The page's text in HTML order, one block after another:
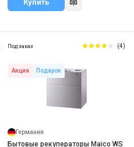
Купить
Под заказ (4)
Акция Подарок
Германия
Бытовые рекуператоры Maico WS